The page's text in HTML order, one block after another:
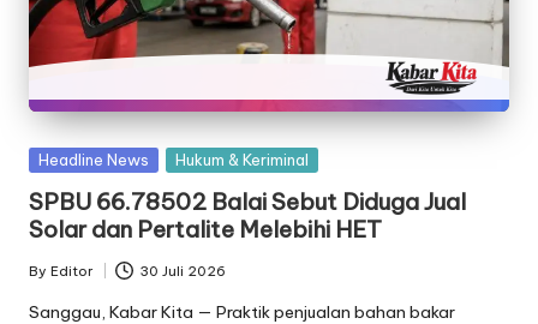
Posted
Headline News Hukum & Keriminal
SPBU 66.78502 Balai Sebut Diduga Jual
Solar dan Pertalite Melebihi HET
Posted
by
By Editor 30 Juli 2026
Sanggau, Kabar Kita — Praktik penjualan bahan bakar